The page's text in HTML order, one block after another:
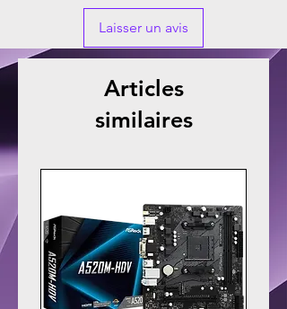
Laisser un avis
Articles
similaires